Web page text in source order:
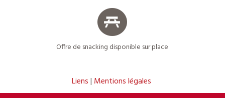
Offre de snacking disponible sur place
Liens Mentions légales